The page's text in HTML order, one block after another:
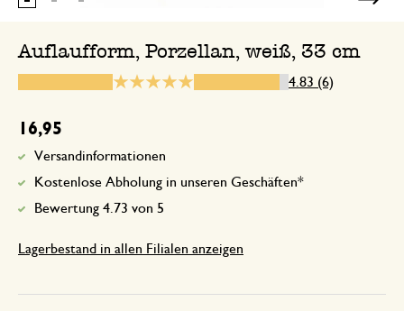
Auflaufform, Porzellan, weiß, 33 cm
4.83 (6)
16,95
Versandinformationen
Kostenlose Abholung in unseren Geschäften*
Bewertung 4.73 von 5
Lagerbestand in allen Filialen anzeigen
Wertiges Produkt
zu hören. Wir hoffen, Sie genießen